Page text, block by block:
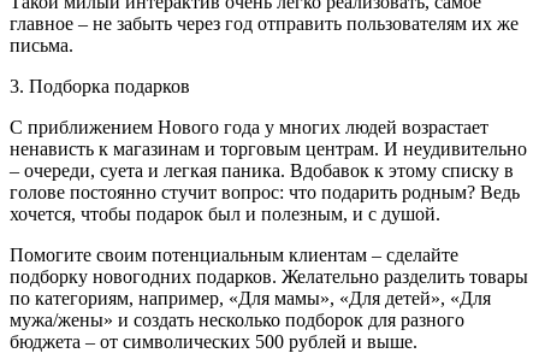
главное – не забыть через год отправить пользователям их же
письма.
3. Подборка подарков
С приближением Нового года у многих людей возрастает
ненависть к магазинам и торговым центрам. И неудивительно
– очереди, суета и легкая паника. Вдобавок к этому списку в
голове постоянно стучит вопрос: что подарить родным? Ведь
хочется, чтобы подарок был и полезным, и с душой.
Помогите своим потенциальным клиентам – сделайте
подборку новогодних подарков. Желательно разделить товары
по категориям, например, «Для мамы», «Для детей», «Для
мужа/жены» и создать несколько подборок для разного
бюджета – от символических 500 рублей и выше.